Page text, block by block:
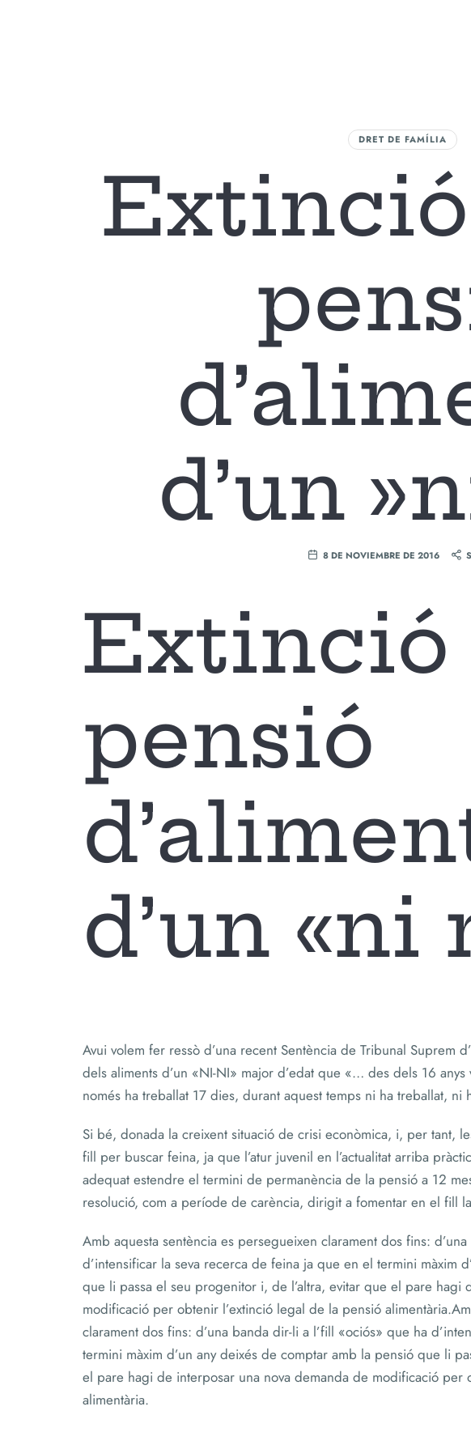
DRET DE FAMÍLIA
d’un
8 DE NOVIEMBRE DE 2016
Extinció
pensió
d’un «ni
Avui volem fer ressò d’una recent Sentència de Tribunal Suprem
dels aliments d’un «NI-NI» major d’edat que «… des dels 16 anys
només ha treballat 17 dies, durant aquest temps ni ha treballat, ni
Si bé, donada la creixent situació de crisi econòmica, i, per tant,
fill per buscar feina, ja que l’atur juvenil en l’actualitat arriba
adequat estendre el termini de permanència de la pensió a 12
resolució, com a període de carència, dirigit a fomentar en el fill
Amb aquesta sentència es persegueixen clarament dos fins:
d’intensificar la seva recerca de feina ja que en el termini màxim
que li passa el seu progenitor i, de l’altra, evitar que el pare hagi
modificació per obtenir l’extinció legal de la pensió
clarament dos fins: d’una banda dir-li a l’fill «ociós» que ha
termini màxim d’un any deixés de comptar amb la pensió que li
el pare hagi de interposar una nova demanda de modificació per
alimentària.